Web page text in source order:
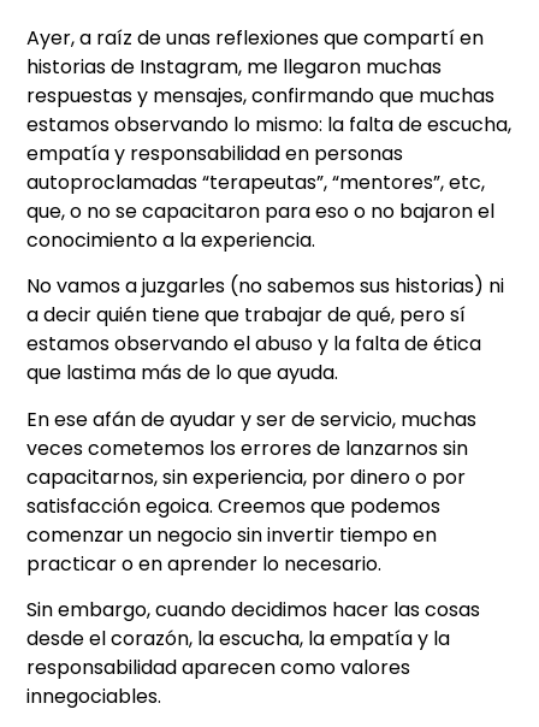
Ayer, a raíz de unas reflexiones que compartí en
historias de Instagram, me llegaron muchas
respuestas y mensajes, confirmando que muchas
estamos observando lo mismo: la falta de escucha,
empatía y responsabilidad en personas
autoproclamadas “terapeutas”, “mentores”, etc,
que, o no se capacitaron para eso o no bajaron el
conocimiento a la experiencia.
No vamos a juzgarles (no sabemos sus historias) ni
a decir quién tiene que trabajar de qué, pero sí
estamos observando el abuso y la falta de ética
que lastima más de lo que ayuda.
En ese afán de ayudar y ser de servicio, muchas
veces cometemos los errores de lanzarnos sin
capacitarnos, sin experiencia, por dinero o por
satisfacción egoica. Creemos que podemos
comenzar un negocio sin invertir tiempo en
practicar o en aprender lo necesario.
Sin embargo, cuando decidimos hacer las cosas
desde el corazón, la escucha, la empatía y la
responsabilidad aparecen como valores
innegociables.